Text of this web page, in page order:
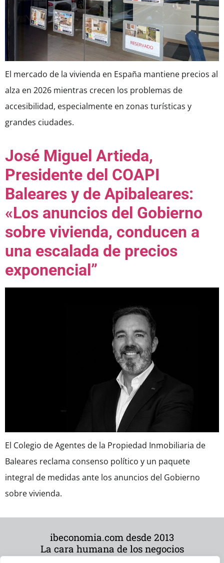
El mercado de la vivienda en España mantiene precios al
alza en 2026 mientras crecen los problemas de
accesibilidad, especialmente en zonas turísticas y
grandes ciudades.
José Miguel Artieda,
Presidente del COAPI
Baleares y de Apibaleares:
«Los anuncios del Gobierno
sobre vivienda, conducen a
una escalada de precios
exponencial”
El Colegio de Agentes de la Propiedad Inmobiliaria de
Baleares reclama consenso político y un paquete
integral de medidas ante los anuncios del Gobierno
sobre vivienda.
ibeconomia.com desde 2013
La cara humana de los negocios